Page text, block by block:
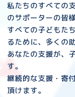
私たちのすべての
のサポーターの皆
すべての子どもた
るために、多くの
あなたの支援が、
す。
継続的な支援・寄
頂けます。